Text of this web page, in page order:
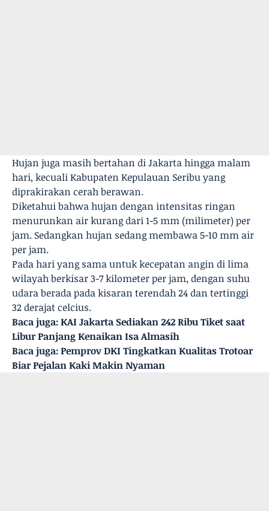
Hujan juga masih bertahan di Jakarta hingga malam
hari, kecuali Kabupaten Kepulauan Seribu yang
diprakirakan cerah berawan.
Diketahui bahwa hujan dengan intensitas ringan
menurunkan air kurang dari 1-5 mm (milimeter) per
jam. Sedangkan hujan sedang membawa 5-10 mm air
per jam.
Pada hari yang sama untuk kecepatan angin di lima
wilayah berkisar 3-7 kilometer per jam, dengan suhu
udara berada pada kisaran terendah 24 dan tertinggi
32 derajat celcius.
Baca juga:KAI Jakarta Sediakan 242 Ribu Tiket saat
Libur Panjang Kenaikan Isa Almasih
Baca juga:Pemprov DKI Tingkatkan Kualitas Trotoar
Biar Pejalan Kaki Makin Nyaman